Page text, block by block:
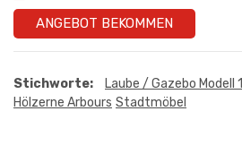
ANGEBOT BEKOMMEN
Stichworte: Laube / Gazebo Modell 1
Hölzerne Arbours Stadtmöbel